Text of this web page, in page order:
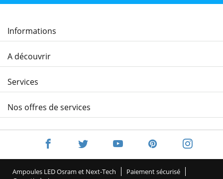
Informations
A découvrir
Services
Nos offres de services
Ampoules LED Osram et Next-Tech
Paiement sécurisé